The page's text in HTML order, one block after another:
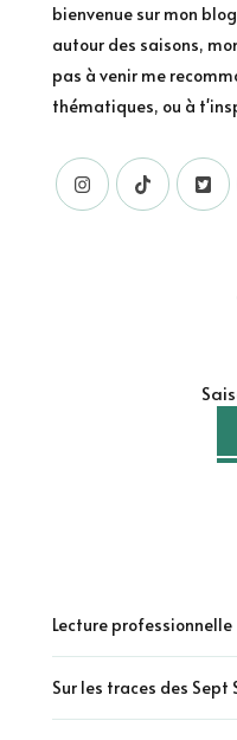
bienvenue sur mon
autour des saisons,
pas à venir me
thématiques, ou à
Lecture professionnelle
Sur les traces des Sept